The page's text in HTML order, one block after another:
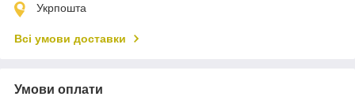
Укрпошта
Всі умови доставки
Умови оплати